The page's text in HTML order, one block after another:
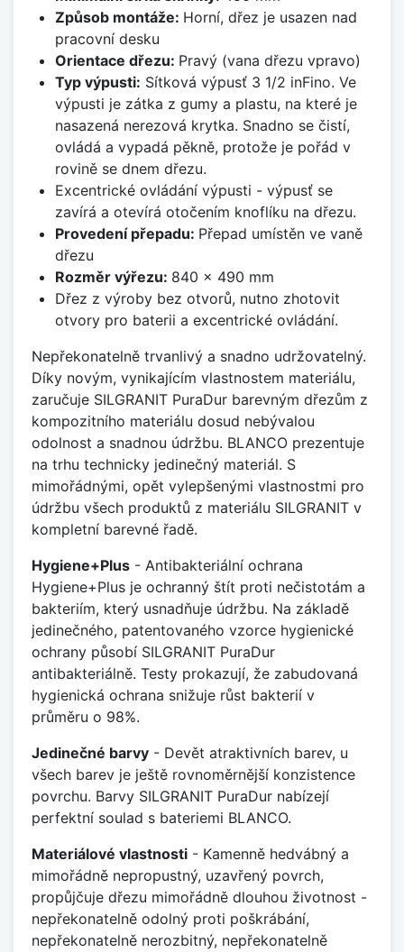
Způsob montáže: Horní, dřez je usazen nad
pracovní desku
Orientace dřezu: Pravý (vana dřezu vpravo)
Typ výpusti: Sítková výpusť 3 1/2 inFino. Ve
výpusti je zátka z gumy a plastu, na které je
nasazená nerezová krytka. Snadno se čistí,
ovládá a vypadá pěkně, protože je pořád v
rovině se dnem dřezu.
Excentrické ovládání výpusti - výpusť se
zavírá a otevírá otočením knoflíku na dřezu.
Provedení přepadu: Přepad umístěn ve vaně
dřezu
Rozměr výřezu: 840 x 490 mm
Dřez z výroby bez otvorů, nutno zhotovit
otvory pro baterii a excentrické ovládání.
Nepřekonatelně trvanlivý a snadno udržovatelný.
Díky novým, vynikajícím vlastnostem materiálu,
zaručuje SILGRANIT PuraDur barevným dřezům z
kompozitního materiálu dosud nebývalou
odolnost a snadnou údržbu. BLANCO prezentuje
na trhu technicky jedinečný materiál. S
mimořádnými, opět vylepšenými vlastnostmi pro
údržbu všech produktů z materiálu SILGRANIT v
kompletní barevné řadě.
Hygiene+Plus - Antibakteriální ochrana
Hygiene+Plus je ochranný štít proti nečistotám a
bakteriím, který usnadňuje údržbu. Na základě
jedinečného, patentovaného vzorce hygienické
ochrany působí SILGRANIT PuraDur
antibakteriálně. Testy prokazují, že zabudovaná
hygienická ochrana snižuje růst bakterií v
průměru o 98%.
Jedinečné barvy - Devět atraktivních barev, u
všech barev je ještě rovnoměrnější konzistence
povrchu. Barvy SILGRANIT PuraDur nabízejí
perfektní soulad s bateriemi BLANCO.
Materiálové vlastnosti - Kamenně hedvábný a
mimořádně nepropustný, uzavřený povrch,
propůjčuje dřezu mimořádně dlouhou životnost -
nepřekonatelně odolný proti poškrábání,
nepřekonatelně nerozbitný, nepřekonatelně